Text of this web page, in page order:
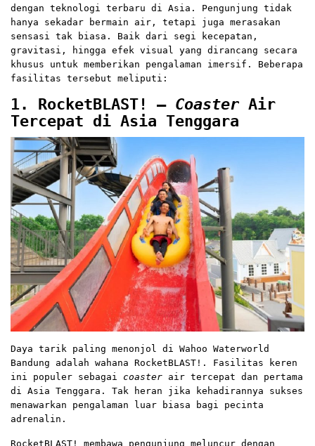
dengan teknologi terbaru di Asia. Pengunjung tidak
hanya sekadar bermain air, tetapi juga merasakan
sensasi tak biasa. Baik dari segi kecepatan,
gravitasi, hingga efek visual yang dirancang secara
khusus untuk memberikan pengalaman imersif. Beberapa
fasilitas tersebut meliputi:
1. RocketBLAST! – Coaster Air
Tercepat di Asia Tenggara
Daya tarik paling menonjol di Wahoo Waterworld
Bandung adalah wahana RocketBLAST!. Fasilitas keren
ini populer sebagai coaster air tercepat dan pertama
di Asia Tenggara. Tak heran jika kehadirannya sukses
menawarkan pengalaman luar biasa bagi pecinta
adrenalin.
RocketBLAST! membawa pengunjung meluncur dengan